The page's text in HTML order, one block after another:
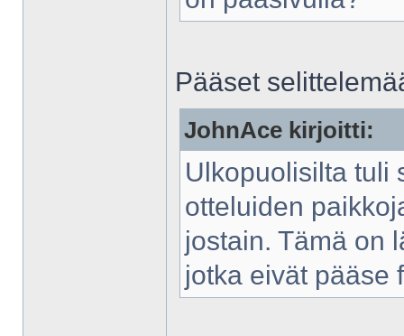
Pääset
JohnAce kirjoitti:
Ulkopuolisilta tuli
otteluiden
jostain. Tämä on
jotka eivät pääse